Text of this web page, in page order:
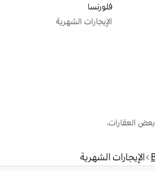
فلورنسا
الإيجارات الشهرية
العقارات.
الإيجارات الشهرية